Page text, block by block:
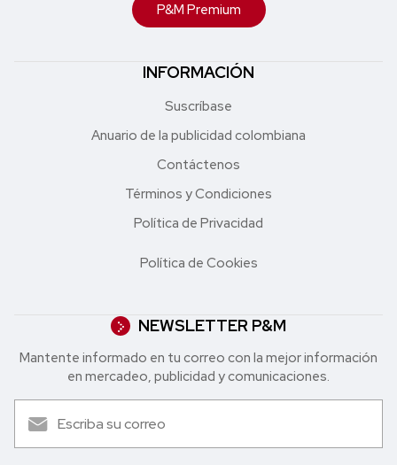
P&M Premium
INFORMACIÓN
Suscríbase
Anuario de la publicidad colombiana
Contáctenos
Términos y Condiciones
Política de Privacidad
Política de Cookies
NEWSLETTER P&M
Mantente informado en tu correo con la mejor in formación
en mercadeo, publicidad y comunicaciones.